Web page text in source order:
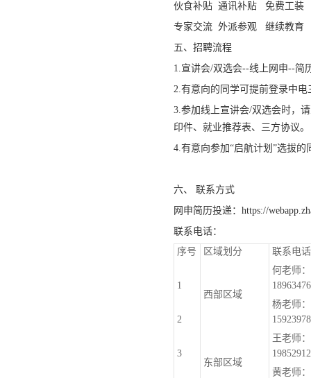
伙食补贴 通讯补贴 免费工装
专家交流 外派参观 继续教育
五、招聘流程
1.宣讲会/双选会--线上网申--简
2.有意向的同学可提前登录中
3.参加线上宣讲会/双选会时，
印件、就业推荐表、三方协议。
4.有意向参加“启航计划”选拔
六、 联系方式
网申简历投递：https://
联系电话：
序号
区域划分 联系电话
1
西部区域
何老师：
2
杨老师：
3
东部区域
王老师：
黄老师：